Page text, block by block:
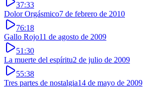
37:33
Dolor Orgásmico7 de febrero de 2010
76:18
Gallo Rojo11 de agosto de 2009
51:30
La muerte del espíritu2 de julio de 2009
55:38
Tres partes de nostalgia14 de mayo de 2009